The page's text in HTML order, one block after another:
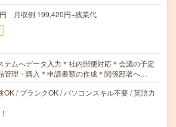
月収例 199,420円+残業代
テムへデータ入力＊社内郵便対応＊会議の予定
管理・購入＊申請書類の作成＊関係部署へ…
OK / ブランクOK / パソコンスキル不要 / 英語力